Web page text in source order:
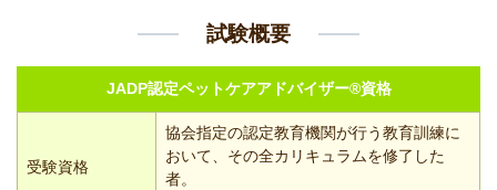
試験概要
JADP認定ペットケアアドバイザー®資格
受験資格
協会指定の認定教育機関が行う教育訓練に
おいて、その全カリキュラムを修了した
者。